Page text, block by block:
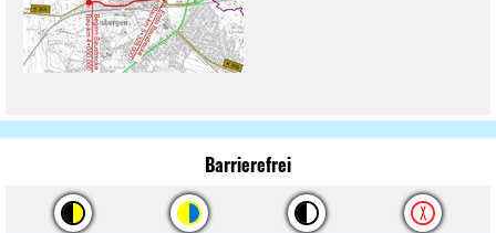
Barrierefrei